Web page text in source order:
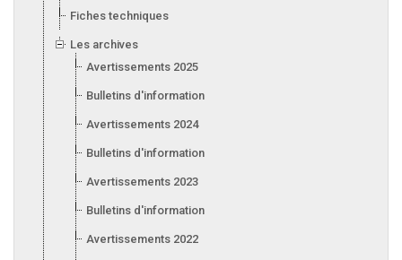
Fiches techniques
Les archives
Avertissements 2025
Bulletins d'information 2025
Avertissements 2024
Bulletins d'information 2024
Avertissements 2023
Bulletins d'information 2023
Avertissements 2022